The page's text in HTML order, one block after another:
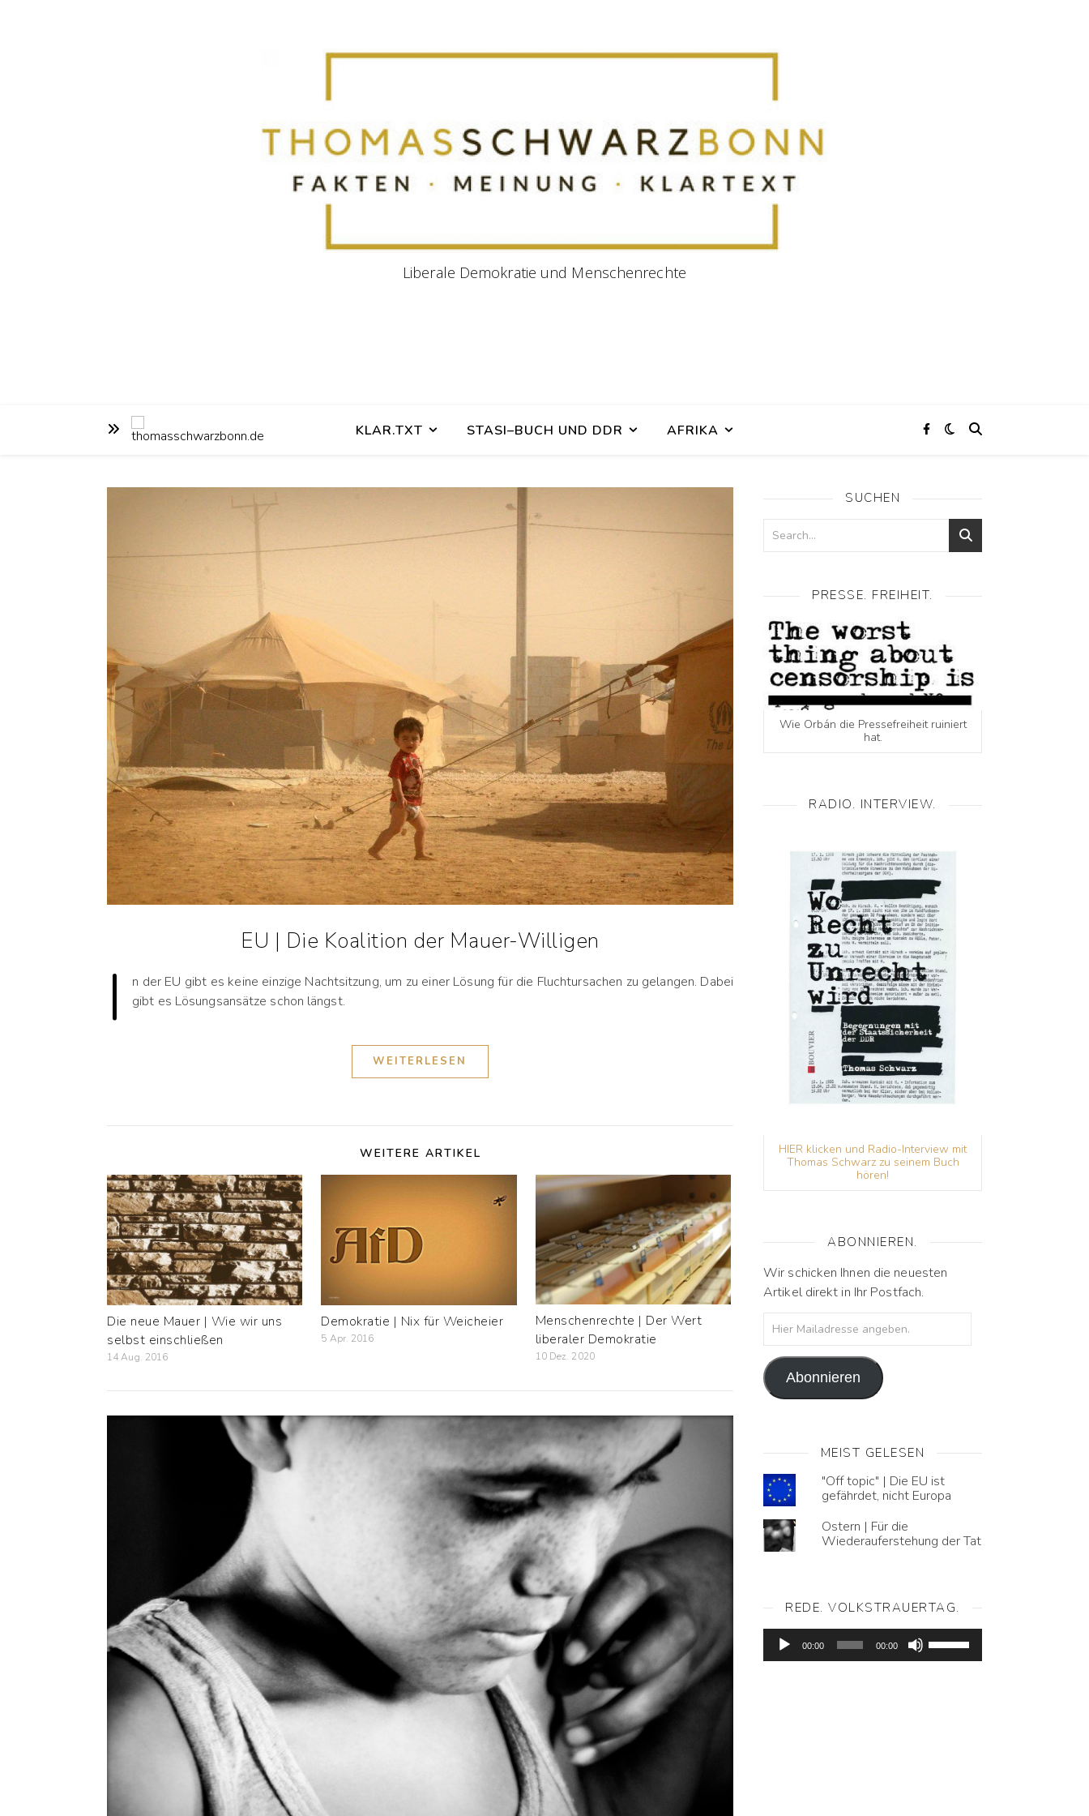
Liberale Demokratie und Menschenrechte
KLAR.TXT STASI–BUCH UND DDR AFRIKA
EU | Die Koalition der Mauer-Willigen
I
n der EU gibt es keine einzige Nachtsitzung, um zu einer Lösung für die Fluchtursachen zu gelangen. Dabei
gibt es Lösungsansätze schon längst.
WEITERLESEN
WEITERE ARTIKEL
Die neue Mauer | Wie wir uns
selbst einschließen
14 Aug. 2016
Demokratie | Nix für Weicheier
5 Apr. 2016
Menschenrechte | Der Wert
liberaler Demokratie
10 Dez. 2020
SUCHEN
PRESSE. FREIHEIT.
Wie Orbán die Pressefreiheit ruiniert
hat.
RADIO. INTERVIEW.
HIER klicken und Radio-Interview mit
Thomas Schwarz zu seinem Buch
hören!
ABONNIEREN.
Wir schicken Ihnen die neuesten
Artikel direkt in Ihr Postfach.
Hier Mailadresse angeben.
Abonnieren
MEIST GELESEN
"Off topic" | Die EU ist
gefährdet, nicht Europa
Ostern | Für die
Wiederauferstehung der Tat
REDE. VOLKSTRAUERTAG.
Audio-
Player
00:00 00:00
Hoch/Runter
benutzen,